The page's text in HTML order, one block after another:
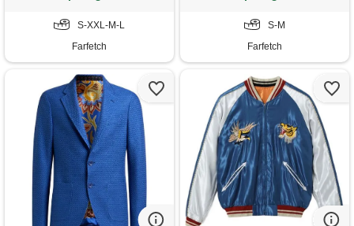
S-XXL-M-L
Farfetch
S-M
Farfetch